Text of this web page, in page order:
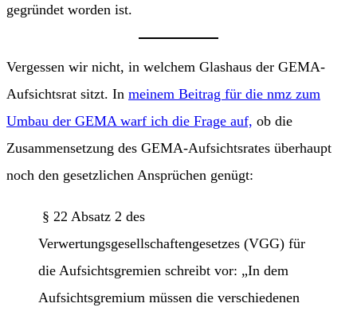
gegründet worden ist.
Vergessen wir nicht, in welchem Glashaus der GEMA-
Aufsichtsrat sitzt. In meinem Beitrag für die nmz zum
Umbau der GEMA warf ich die Frage auf, ob die
Zusammensetzung des GEMA-Aufsichtsrates überhaupt
noch den gesetzlichen Ansprüchen genügt:
§ 22 Absatz 2 des
Verwertungsgesellschaftengesetzes (VGG) für
die Aufsichtsgremien schreibt vor: „In dem
Aufsichtsgremium müssen die verschiedenen